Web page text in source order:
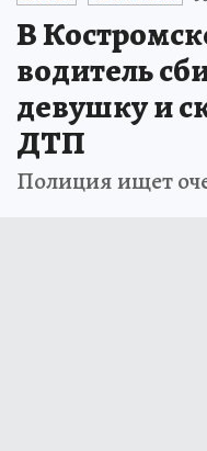
В
водитель
девушку и
ДТП
Полиция ищет